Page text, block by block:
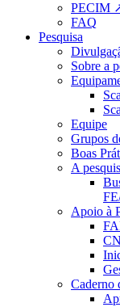
PECIM
FAQ
Pesquisa
Sobre a
Equipe
Grupos
Boas
A
Apoio à
Caderno